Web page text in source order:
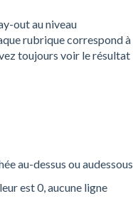
out au niveau
rubrique correspond à
toujours voir le résultat
au-dessus ou audessous.
est 0, aucune ligne